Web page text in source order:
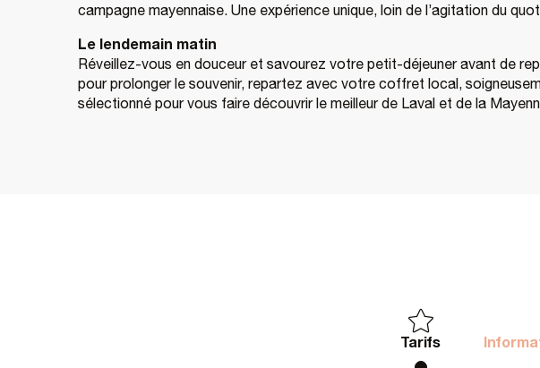
campagne mayennaise. Une expérience unique, loin de l’agitation du
Le lendemain matin
Réveillez-vous en douceur et savourez votre petit-déjeuner avant de
pour prolonger le souvenir, repartez avec votre coffret local,
sélectionné pour vous faire découvrir le meilleur de Laval et de la
Tarifs